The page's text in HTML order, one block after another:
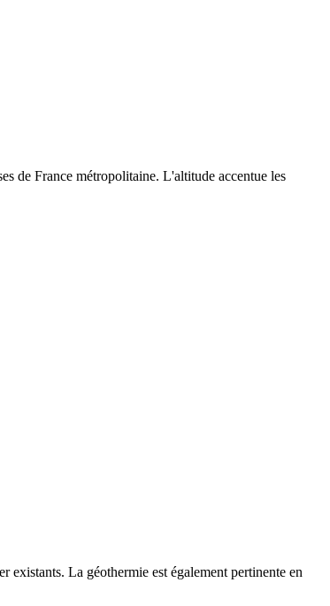
de France métropolitaine. L'altitude accentue les
existants. La géothermie est également pertinente en